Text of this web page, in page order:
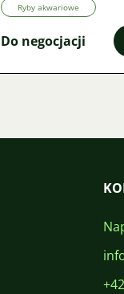
Ryby akwariowe
Do negocjacji